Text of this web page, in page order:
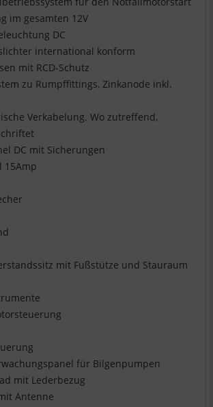
im gesamten 12V
DC
international konform
mit RCD-Schutz
zu Rumpffittings, Zinkanode inkl.
Verkabelung. Wo zutreffend,
DC mit Sicherungen
15Amp
mit Fußstütze und Stauraum
für Bilgenpumpen
mit Lederbezug
Antenne